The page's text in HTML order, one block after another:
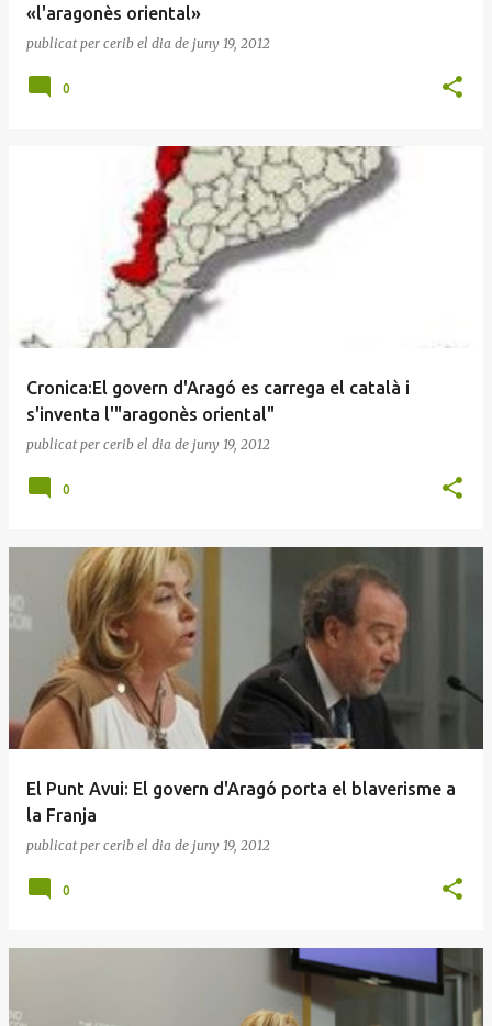
«l'aragonès oriental»
publicat per cerib el dia de juny 19, 2012
0
Cronica:El govern d'Aragó es carrega el català i
s'inventa l'"aragonès oriental"
publicat per cerib el dia de juny 19, 2012
0
El Punt Avui: El govern d'Aragó porta el blaverisme a
la Franja
publicat per cerib el dia de juny 19, 2012
0